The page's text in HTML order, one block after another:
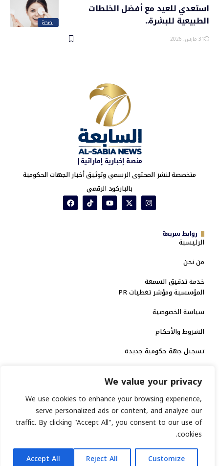
We value your privacy
We use cookies to enhance your browsing experience,
serve personalized ads or content, and analyze our
traffic. By clicking "Accept All", you consent to our use of
cookies.
Customize
Reject All
Accept All
الصحة
استعدي للعيد مع أفضل الخلطات
الطبيعية للبشرة..
31 مارس، 2026
منصة إخبارية إماراتية|
متخصصة لنشر المحتوى الرسمي وتوثيق أخبار الجهات الحكومية
بالباركود الرقمي
روابط سريعة
الرئيسية
من نحن
خدمة تدقيق السمعة
المؤسسية ومؤشر تغطيات PR
سياسة الخصوصية
الشروط والأحكام
تسجيل جهة حكومية جديدة
منصة إخبارية مرخصة
رقم الترخيص الاتحادي : 8793134
جميع حقوق التوثيق الرقمي محفوظة لمنصة السابعة © 2026. AR
انشر خبرك